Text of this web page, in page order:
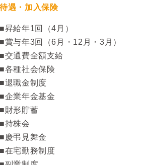
待遇・加入保険
■昇給年1回（4月）
■賞与年3回（6月・12月・3月）
■交通費全額支給
■各種社会保険
■退職金制度
■企業年金基金
■財形貯蓄
■持株会
■慶弔見舞金
■在宅勤務制度